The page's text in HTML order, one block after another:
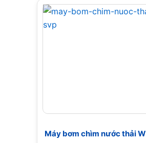
Máy bơm chìm nước thải